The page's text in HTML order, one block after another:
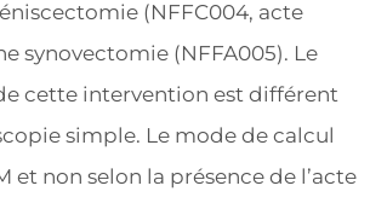
(NFFC004, acte
synovectomie (NFFA005). Le
cette intervention est différent
simple. Le mode de calcul
et non selon la présence de l’acte